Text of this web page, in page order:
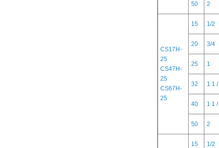
50 2
CS17H-
25
CS47H-
25
CS67H-
25
15 1/2
20 3/4
25 1
32 1 1
40 1 1
50 2
15 1/2